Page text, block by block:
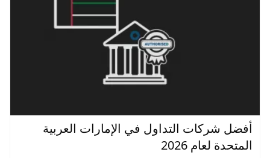
أفضل شركات التداول في الإمارات العربية
المتحدة لعام 2026